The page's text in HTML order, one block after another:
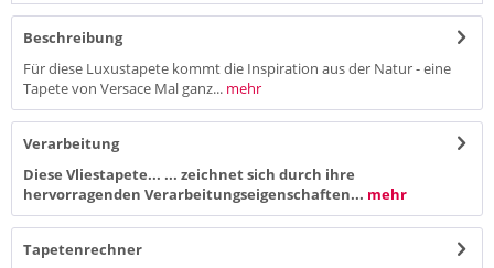
Beschreibung
Für diese Luxustapete kommt die Inspiration aus der Natur - eine
Tapete von Versace Mal ganz... mehr
Verarbeitung
Diese Vliestapete... ... zeichnet sich durch ihre
hervorragenden Verarbeitungseigenschaften... mehr
Tapetenrechner